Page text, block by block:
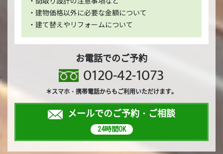
・建物価格以外に必要な金額について
・建て替えやリフォームについて
お電話でのご予約
0120-42-1073
＊スマホ・携帯電話からもご利用いただけます。
メールでのご予約・ご相談
24時間OK